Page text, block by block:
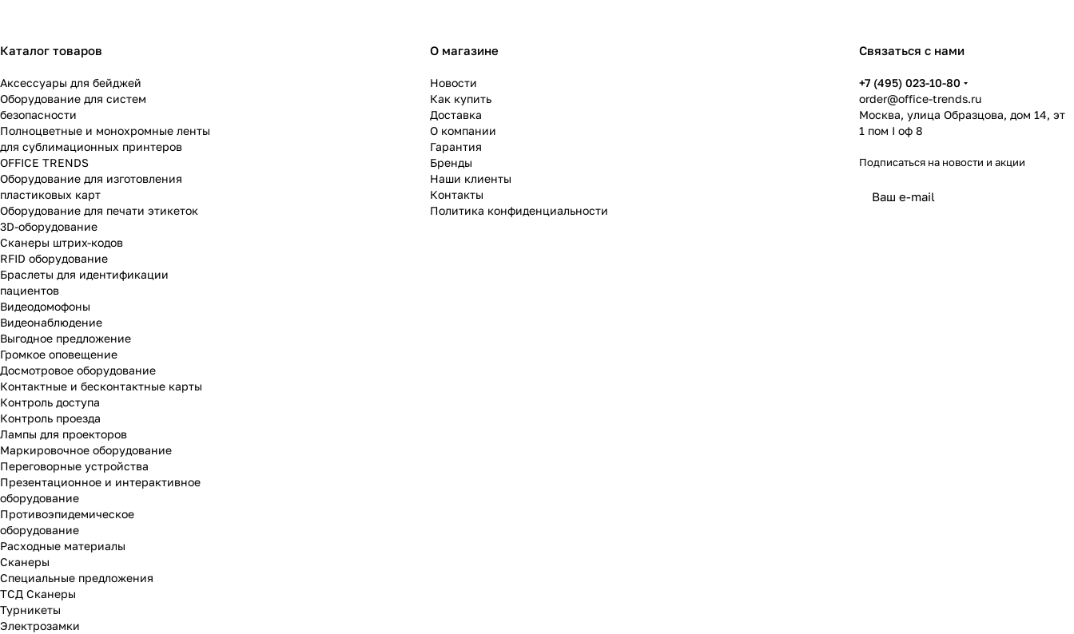
Каталог товаров
Аксессуары для бейджей
Оборудование для систем
безопасности
Полноцветные и монохромные ленты
для сублимационных принтеров
OFFICE TRENDS
Оборудование для изготовления
пластиковых карт
Оборудование для печати этикеток
3D-оборудование
Cканеры штрих-кодов
RFID оборудование
Браслеты для идентификации
пациентов
Видеодомофоны
Видеонаблюдение
Выгодное предложение
Громкое оповещение
Досмотровое оборудование
Контактные и бесконтактные карты
Контроль доступа
Контроль проезда
Лампы для проекторов
Маркировочное оборудование
Переговорные устройства
Презентационное и интерактивное
оборудование
Противоэпидемическое
оборудование
Расходные материалы
Сканеры
Специальные предложения
ТСД Сканеры
Турникеты
Электрозамки
О магазине
Новости
Как купить
Доставка
О компании
Гарантия
Бренды
Наши клиенты
Контакты
Политика конфиденциальности
Связаться с нами
+7 (495) 023-10-80
order@office-trends.ru
Москва, улица Образцова, дом 14, эт
1 пом I оф 8
Подписаться на новости и акции